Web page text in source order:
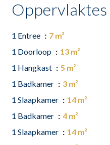
Oppervlaktes
1 Entree
7 m²
1 Doorloop
13 m²
1 Hangkast
5 m²
1 Badkamer
3 m²
1 Slaapkamer
14 m²
1 Badkamer
4 m²
1 Slaapkamer
14 m²